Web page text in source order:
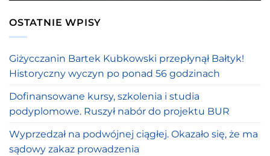
OSTATNIE WPISY
Giżycczanin Bartek Kubkowski przepłynął Bałtyk!
Historyczny wyczyn po ponad 56 godzinach
Dofinansowane kursy, szkolenia i studia
podyplomowe. Ruszył nabór do projektu BUR
Wyprzedzał na podwójnej ciągłej. Okazało się, że ma
sądowy zakaz prowadzenia